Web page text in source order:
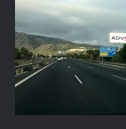
Nuevas
Publicidad
Marbella.